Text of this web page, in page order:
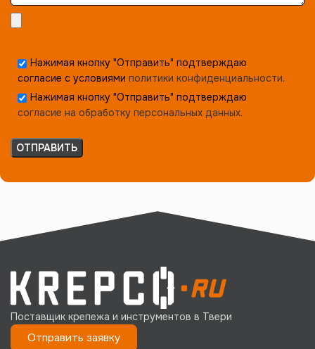
Нажимая кнопку "Отправить" подтверждаю
согласие с условиями политики конфиденциальности.
Нажимая кнопку "Отправить" подтверждаю
согласие на обработку персональных данных.
Поставщик крепежа и инструментов в Твери
Отправить заявку